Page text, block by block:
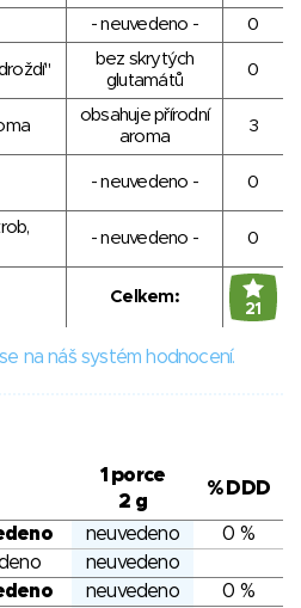
- neuvedeno - 0
bez skrytých
glutamátů
0
obsahuje přírodní
aroma
3
- neuvedeno - 0
- neuvedeno - 0
Celkem:
21
na náš systém hodnocení.
1 porce
2 g
% DDD
neuvedeno
0 %
neuvedeno
neuvedeno
0 %